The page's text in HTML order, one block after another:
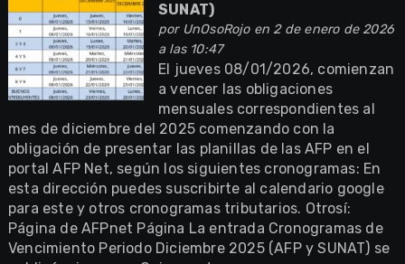
SUNAT)
por UnOsoRojoen 2 de enero de 2026
a las 10:47
El jueves 08/01/2026, comienzan
a vencer las obligaciones
mensuales correspondientes al
mes de diciembre del 2025 comenzando con la
obligación de presentar las planillas de las AFP en el
portal AFP Net, según los siguientes cronogramas: En
esta dirección puedes suscribirte al calendario google
para este y otros cronogramas tributarios. Otrosí:
Página de AFPnet Página La entrada Cronogramas de
Vencimiento Periodo Diciembre 2025 (AFP y SUNAT) se